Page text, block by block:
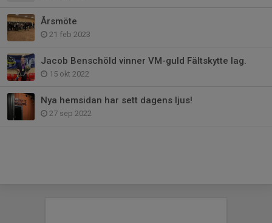
Årsmöte
21 feb 2023
Jacob Benschöld vinner VM-guld Fältskytte lag.
15 okt 2022
Nya hemsidan har sett dagens ljus!
27 sep 2022